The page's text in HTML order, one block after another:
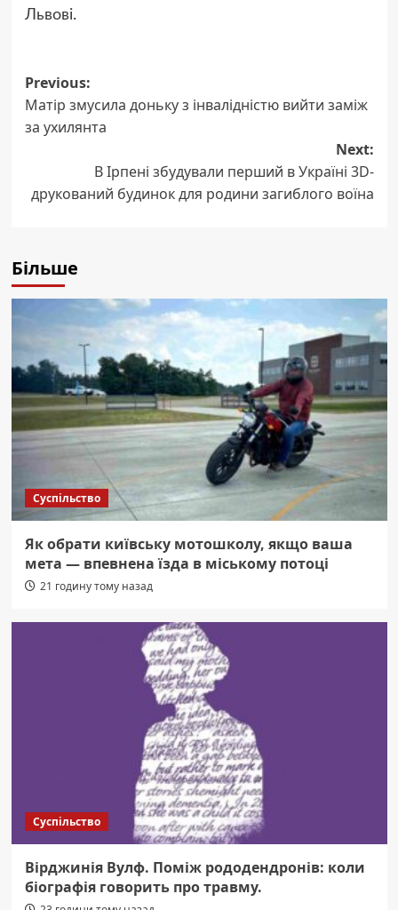
Львові.
Post
navigation
Previous:
Матір змусила доньку з інвалідністю вийти заміж
за ухилянта
Next:
В Ірпені збудували перший в Україні 3D-
друкований будинок для родини загиблого воїна
Більше
Суспільство
Як обрати київську мотошколу, якщо ваша
мета — впевнена їзда в міському потоці
21 годину тому назад
Суспільство
Вірджинія Вулф. Поміж рододендронів: коли
біографія говорить про травму.